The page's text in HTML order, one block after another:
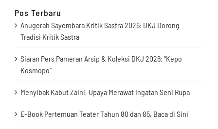
Pos Terbaru
Anugerah Sayembara Kritik Sastra 2026: DKJ Dorong
Tradisi Kritik Sastra
Siaran Pers Pameran Arsip & Koleksi DKJ 2026: “Kepo
Kosmopo”
Menyibak Kabut Zaini, Upaya Merawat Ingatan Seni Rupa
E-Book Pertemuan Teater Tahun 80 dan 85, Baca di Sini